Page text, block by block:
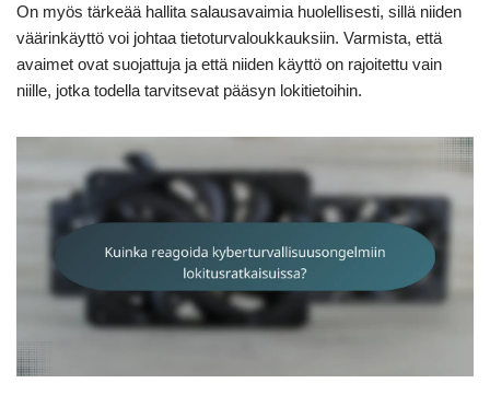
On myös tärkeää hallita salausavaimia huolellisesti, sillä niiden
väärinkäyttö voi johtaa tietoturvaloukkauksiin. Varmista, että
avaimet ovat suojattuja ja että niiden käyttö on rajoitettu vain
niille, jotka todella tarvitsevat pääsyn lokitietoihin.